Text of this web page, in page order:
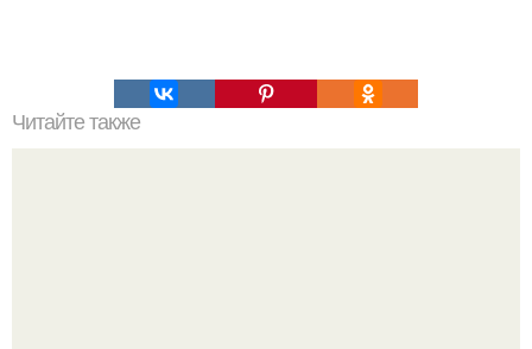
Читайте также